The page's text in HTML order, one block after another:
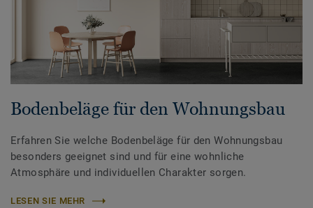
Bodenbeläge für den Wohnungsbau
Erfahren Sie welche Bodenbeläge für den Wohnungsbau
besonders geeignet sind und für eine wohnliche
Atmosphäre und individuellen Charakter sorgen.
LESEN SIE MEHR